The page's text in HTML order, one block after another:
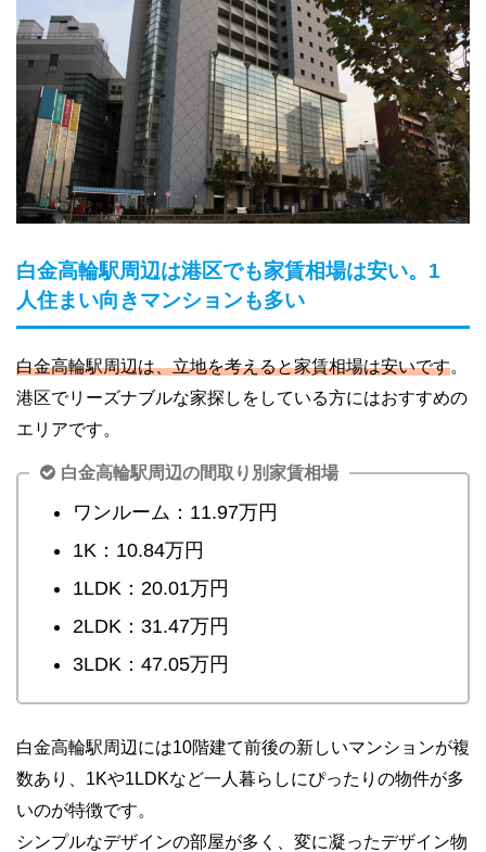
白金高輪駅周辺は港区でも家賃相場は安い。1
人住まい向きマンションも多い
白金高輪駅周辺は、立地を考えると家賃相場は安いです。
港区でリーズナブルな家探しをしている方にはおすすめの
エリアです。
白金高輪駅周辺の間取り別家賃相場
ワンルーム：11.97万円
1K：10.84万円
1LDK：20.01万円
2LDK：31.47万円
3LDK：47.05万円
白金高輪駅周辺には10階建て前後の新しいマンションが複
数あり、1Kや1LDKなど一人暮らしにぴったりの物件が多
いのが特徴です。
シンプルなデザインの部屋が多く、変に凝ったデザイン物